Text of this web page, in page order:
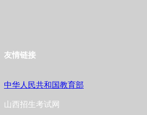
友情链接
中华人民共和国教育部
山西招生考试网